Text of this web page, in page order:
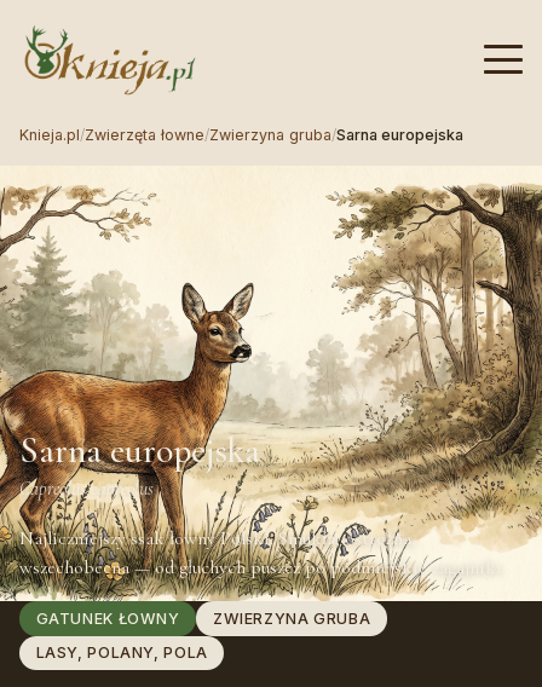
Knieja.pl/Zwierzęta łowne/Zwierzyna gruba/Sarna europejska
Sarna europejska
Capreolus capreolus
Najliczniejszy ssak łowny Polski. Smukła, ostrożna,
wszechobecna — od głuchych puszcz po podmiejskie zagajniki.
GATUNEK ŁOWNY
ZWIERZYNA GRUBA
LASY, POLANY, POLA